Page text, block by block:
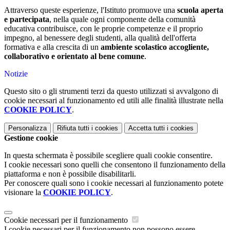
Attraverso queste esperienze, l'Istituto promuove una scuola aperta
e partecipata, nella quale ogni componente della comunità
educativa contribuisce, con le proprie competenze e il proprio
impegno, al benessere degli studenti, alla qualità dell'offerta
formativa e alla crescita di un ambiente scolastico accogliente,
collaborativo e orientato al bene comune.
Notizie
Questo sito o gli strumenti terzi da questo utilizzati si avvalgono di
cookie necessari al funzionamento ed utili alle finalità illustrate nella
COOKIE POLICY.
Personalizza Rifiuta tutti i cookies Accetta tutti i cookies
Gestione cookie
In questa schermata è possibile scegliere quali cookie consentire.
I cookie necessari sono quelli che consentono il funzionamento della
piattaforma e non è possibile disabilitarli.
Per conoscere quali sono i cookie necessari al funzionamento potete
visionare la COOKIE POLICY.
Cookie necessari per il funzionamento